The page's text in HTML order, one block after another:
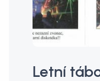
Letní